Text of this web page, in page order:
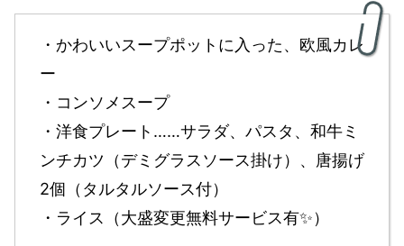
・かわいいスープポットに入った、欧風カレ
ー
・コンソメスープ
・洋食プレート……サラダ、パスタ、和牛ミ
ンチカツ（デミグラスソース掛け）、唐揚げ
2個（タルタルソース付）
・ライス（大盛変更無料サービス有✨️）